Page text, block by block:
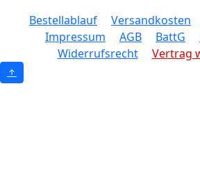
Bestellablauf Versandkosten
Impressum
AGB BattG
Widerrufsrecht
Vertrag